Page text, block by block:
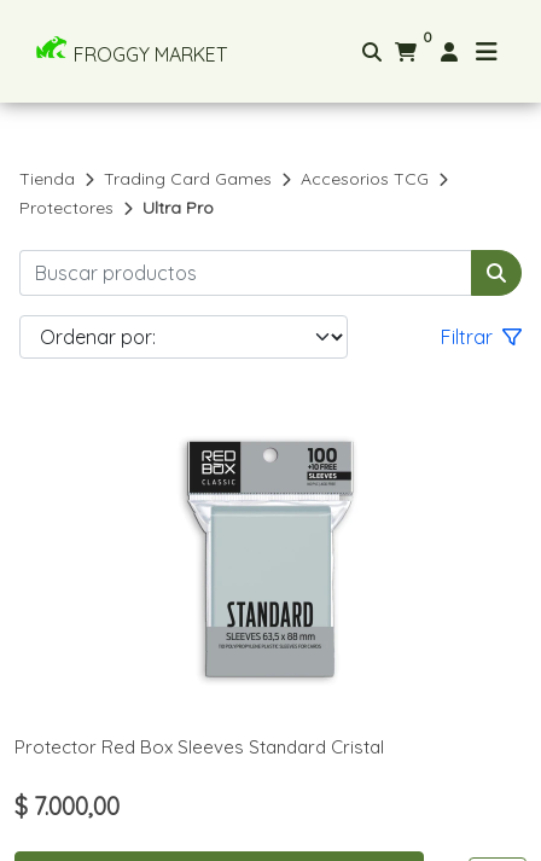
FROGGY MARKET
0
Tienda Trading Card Games
Accesorios TCG
Protectores
Ultra Pro
Filtrar
Protector Red Box Sleeves Standard Cristal
$ 7.000,00